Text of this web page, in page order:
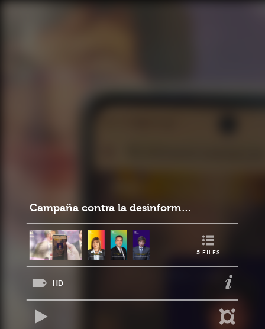
Campaña contra la desinformación
5 FILES
HD